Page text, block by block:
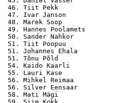
46. Tiit Pekk
47. Ivar Janson
48.
49. Hannes Poolamets
50. Sander Nahkor
51. Tiit
51.
54. Kaido
55. Lauri Kase
56. Mihkel
56. Silver
58. Mati Mägi